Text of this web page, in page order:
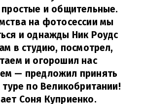
простые и общительные.
на фотосессии мы
и однажды Ник Роудс
в студию, посмотрел,
и огорошил нас
— предложил принять
туре по Великобритании!
Соня Куприенко.